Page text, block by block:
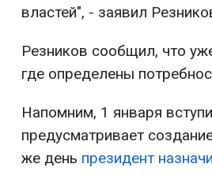
властей", - заявил
Резников сообщил, что
где определены
Напомним, 1 января
предусматривает
же день президент